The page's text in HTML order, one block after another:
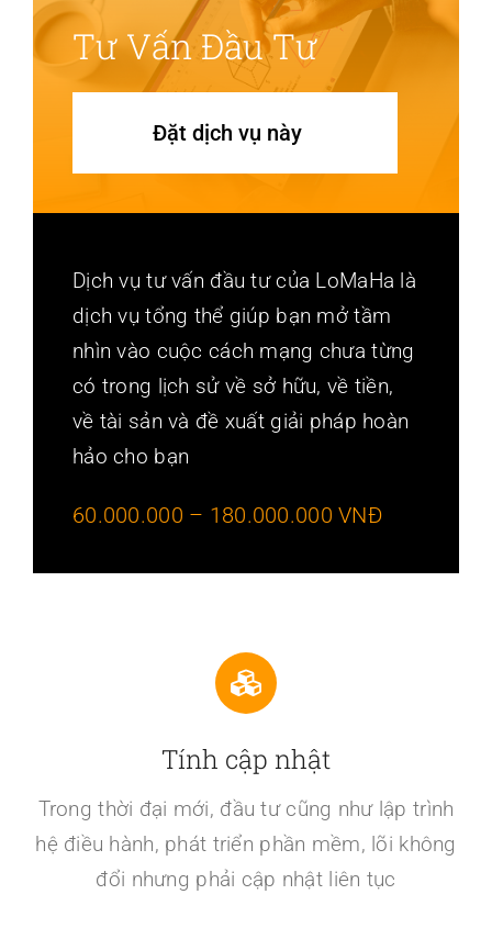
Tư Vấn Đầu Tư
Đặt dịch vụ này
Dịch vụ tư vấn đầu tư của LoMaHa là
dịch vụ tổng thể giúp bạn mở tầm
nhìn vào cuộc cách mạng chưa từng
có trong lịch sử về sở hữu, về tiền,
về tài sản và đề xuất giải pháp hoàn
hảo cho bạn
60.000.000 – 180.000.000 VNĐ
Tính cập nhật
Trong thời đại mới, đầu tư cũng như lập trình
hệ điều hành, phát triển phần mềm, lõi không
đổi nhưng phải cập nhật liên tục